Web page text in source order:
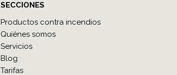
SECCIONES
Productos contra incendios
Quiénes somos
Servicios
Blog
Tarifas